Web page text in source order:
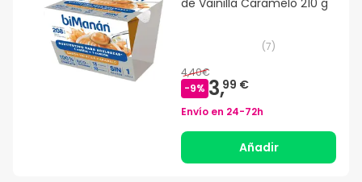
(7)
4,40€
-9% 3,99 €
Envío en 24-72h
Añadir